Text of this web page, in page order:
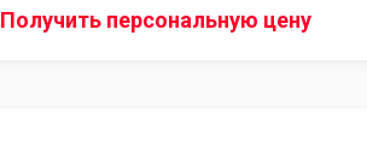
Получить персональную цену